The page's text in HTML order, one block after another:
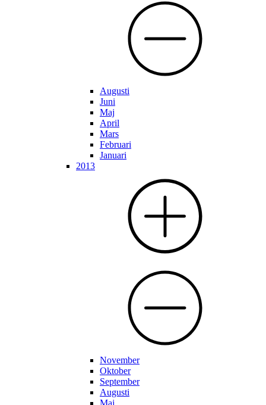
Augusti
Juni
Maj
April
Mars
Februari
Januari
2013
November
Oktober
September
Augusti
Maj